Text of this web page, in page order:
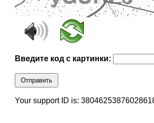
Введите код с картинки:
Отправить
Your support ID is: